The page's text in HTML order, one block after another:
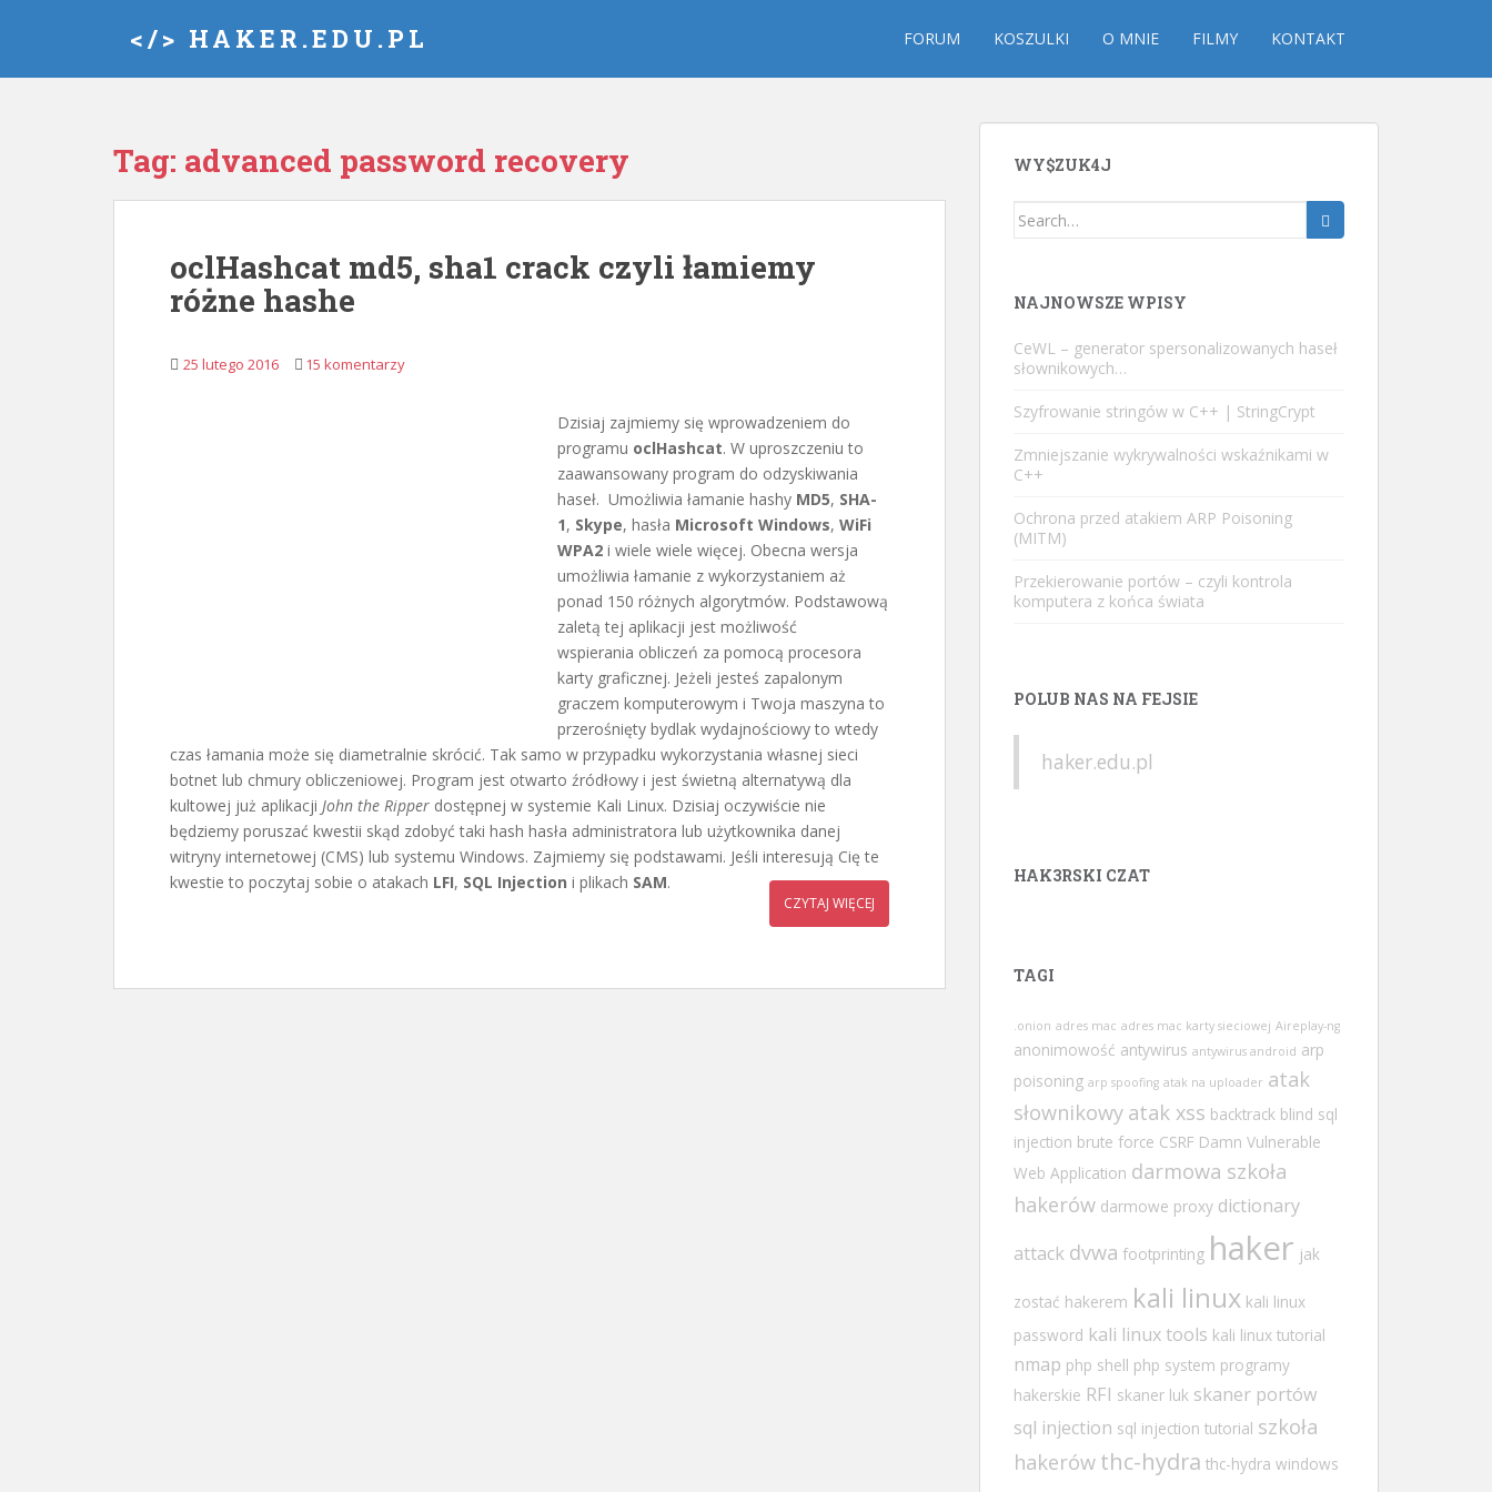
</> HAKER.EDU.PL FORUM KOSZULKI O MNIE FILMY KONTAKT
Tag: advanced password recovery
oclHashcat md5, sha1 crack czyli łamiemy
różne hashe
25 lutego 2016 15 komentarzy
Dzisiaj zajmiemy się wprowadzeniem do
programu oclHashcat. W uproszczeniu to
zaawansowany program do odzyskiwania
haseł. Umożliwia łamanie hashy MD5, SHA-
1, Skype, hasła Microsoft Windows, WiFi
WPA2 i wiele wiele więcej. Obecna wersja
umożliwia łamanie z wykorzystaniem aż
ponad 150 różnych algorytmów. Podstawową
zaletą tej aplikacji jest możliwość
wspierania obliczeń za pomocą procesora
karty graficznej. Jeżeli jesteś zapalonym
graczem komputerowym i Twoja maszyna to
przerośnięty bydlak wydajnościowy to wtedy
czas łamania może się diametralnie skrócić. Tak samo w przypadku wykorzystania własnej sieci
botnet lub chmury obliczeniowej. Program jest otwarto źródłowy i jest świetną alternatywą dla
kultowej już aplikacji John the Ripper dostępnej w systemie Kali Linux. Dzisiaj oczywiście nie
będziemy poruszać kwestii skąd zdobyć taki hash hasła administratora lub użytkownika danej
witryny internetowej (CMS) lub systemu Windows. Zajmiemy się podstawami. Jeśli interesują Cię te
kwestie to poczytaj sobie o atakach LFI, SQL Injection i plikach SAM.
CZYTAJ WIĘCEJ
WY$ZUK4J
Search
NAJNOWSZE WPISY
CeWL – generator spersonalizowanych haseł
słownikowych…
Szyfrowanie stringów w C++ | StringCrypt
Zmniejszanie wykrywalności wskaźnikami w
C++
Ochrona przed atakiem ARP Poisoning
(MITM)
Przekierowanie portów – czyli kontrola
komputera z końca świata
POLUB NAS NA FEJSIE
haker.edu.pl
HAK3RSKI CZAT
TAGI
.onion adres mac adres mac karty sieciowej Aireplay-ng
anonimowość antywirus antywirus android arp
poisoning arp spoofing atak na uploader atak
słownikowy atak xss backtrack blind sql
injection brute force CSRF Damn Vulnerable
Web Application darmowa szkoła
hakerów darmowe proxy dictionary
attack dvwa footprinting haker jak
zostać hakerem kali linux kali linux
password kali linux tools kali linux tutorial
nmap php shell php system programy
hakerskie RFI skaner luk skaner portów
sql injection sql injection tutorial szkoła
hakerów thc-hydra thc-hydra windows